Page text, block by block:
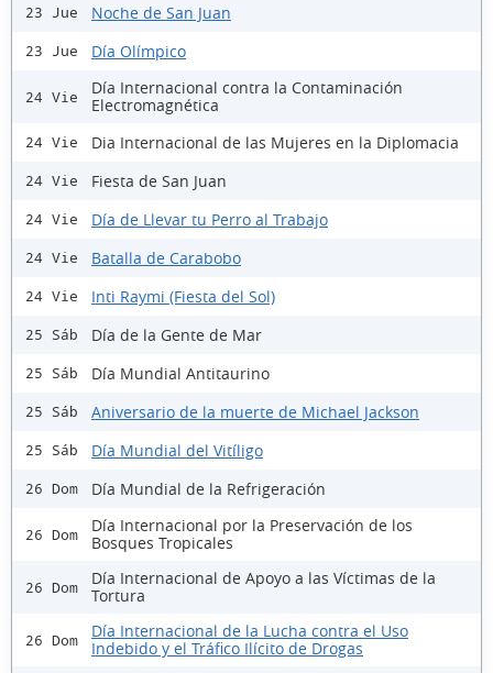
23 Jue Noche de San Juan
23 Jue Día Olímpico
24 Vie
Día Internacional contra la Contaminación
Electromagnética
24 Vie Dia Internacional de las Mujeres en la Diplomacia
24 Vie Fiesta de San Juan
24 Vie Día de Llevar tu Perro al Trabajo
24 Vie Batalla de Carabobo
24 Vie Inti Raymi (Fiesta del Sol)
25 Sáb Día de la Gente de Mar
25 Sáb Día Mundial Antitaurino
25 Sáb Aniversario de la muerte de Michael Jackson
25 Sáb Día Mundial del Vitíligo
26 Dom Día Mundial de la Refrigeración
26 Dom
Día Internacional por la Preservación de los
Bosques Tropicales
26 Dom
Día Internacional de Apoyo a las Víctimas de la
Tortura
26 Dom
Día Internacional de la Lucha contra el Uso
Indebido y el Tráfico Ilícito de Drogas